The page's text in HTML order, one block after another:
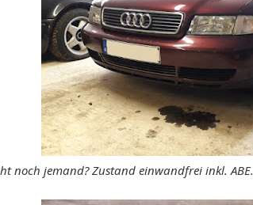
noch jemand? Zustand einwandfrei inkl. ABE.